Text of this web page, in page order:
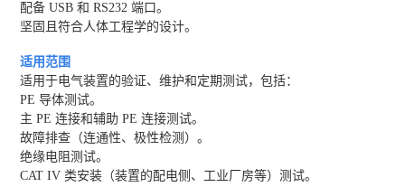
配备 USB 和 RS232 端口。
坚固且符合人体工程学的设计。
适用范围
适用于电气装置的验证、维护和定期测试，包括：
PE 导体测试。
主 PE 连接和辅助 PE 连接测试。
故障排查（连通性、极性检测）。
绝缘电阻测试。
CAT IV 类安装（装置的配电侧、工业厂房等）测试。